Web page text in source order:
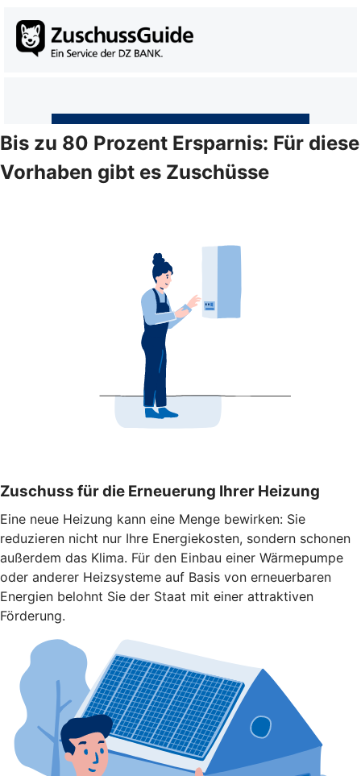
Bis zu 80 Prozent Ersparnis: Für diese
Vorhaben gibt es Zuschüsse
Zuschuss für die Erneuerung Ihrer Heizung
Eine neue Heizung kann eine Menge bewirken: Sie
reduzieren nicht nur Ihre Energiekosten, sondern schonen
außerdem das Klima. Für den Einbau einer Wärmepumpe
oder anderer Heizsysteme auf Basis von erneuerbaren
Energien belohnt Sie der Staat mit einer attraktiven
Förderung.